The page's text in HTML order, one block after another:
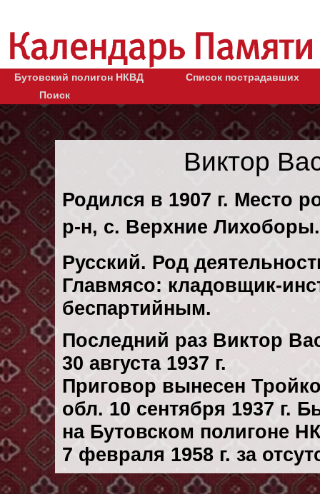
Бутовский полигон НКВД
Список пострадавших
Поиск
Виктор
Родился в 1907 г. Место
р-н, с. Верхние Лихоборы.
Русский. Род
Главмясо: кладовщик-
беспартийным.
Последний раз Виктор
30 августа 1937 г.
Приговор вынесен
обл. 10 сентября 1937 г.
на Бутовском полигоне
7 февраля 1958 г. за